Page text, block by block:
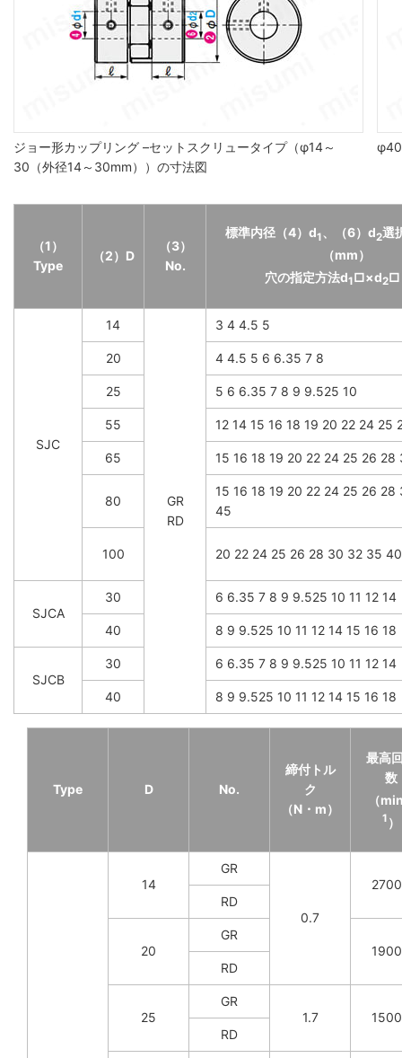
ジョー形カップリング –セットスクリュータイプ（φ14～
30（外径14～30mm））の寸法図
φ40
（1）
Type
（2）D
（3）
No.
標準内径（4）d1、（6）d2選
（mm）
穴の指定方法d1 □×d2□
SJC
14
GR
RD
3 4 4.5 5
20 4 4.5 5 6 6.35 7 8
25 5 6 6.35 7 8 9 9.525 10
55 12 14 15 16 18 19 20 22 24 25
65 15 16 18 19 20 22 24 25 26 28
80
15 16 18 19 20 22 24 25 26
45
100 20 22 24 25 26 28 30 32 35
SJCA
30 6 6.35 7 8 9 9.525 10 11 12 14
40 8 9 9.525 10 11 12 14 15 16 18
SJCB
30 6 6.35 7 8 9 9.525 10 11 12 14
40 8 9 9.525 10 11 12 14 15 16 18
Type D No.
締付トル
ク
（N・m）
最高
数
（
1 ）
14
GR
0.7
RD
20
GR
RD
25
GR
1.7
RD